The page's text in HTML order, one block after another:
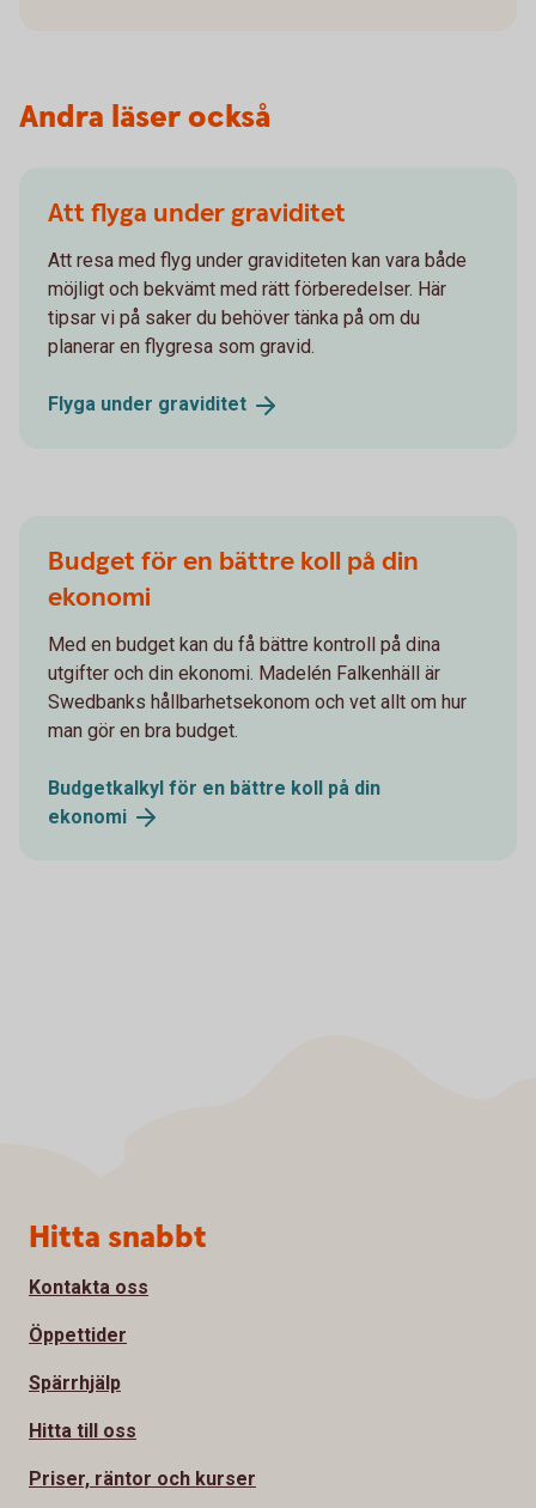
Andra läser också
Att flyga under graviditet
Att resa med flyg under graviditeten kan vara både
möjligt och bekvämt med rätt förberedelser. Här
tipsar vi på saker du behöver tänka på om du
planerar en flygresa som gravid.
Flyga under graviditet
Budget för en bättre koll på din
ekonomi
Med en budget kan du få bättre kontroll på dina
utgifter och din ekonomi. Madelén Falkenhäll är
Swedbanks hållbarhetsekonom och vet allt om hur
man gör en bra budget.
Budgetkalkyl för en bättre koll på din
ekonomi
Sidfot
Hitta snabbt
Kontakta oss
Öppettider
Spärrhjälp
Hitta till oss
Priser, räntor och kurser